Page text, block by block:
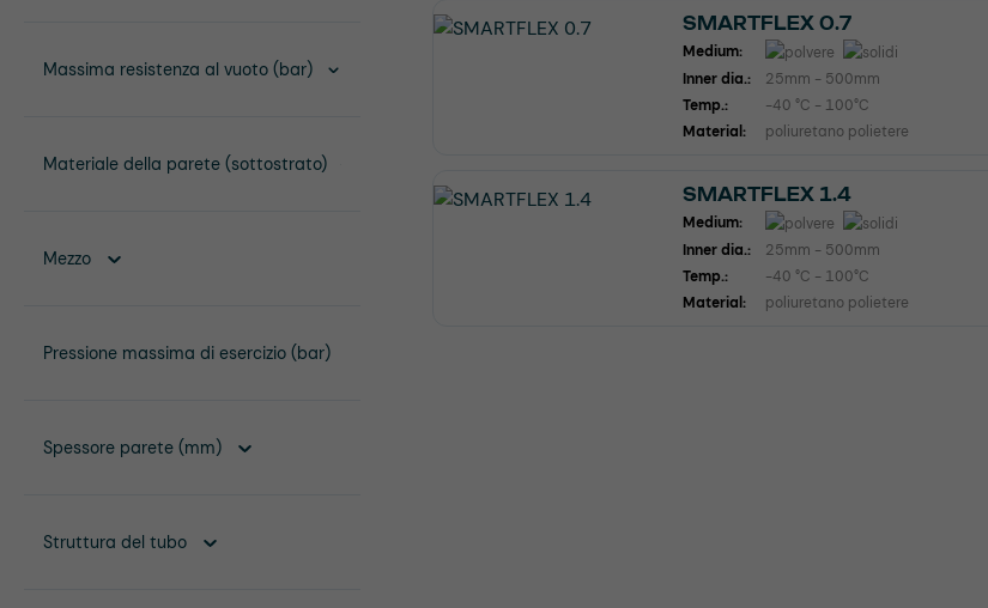
Massima resistenza al vuoto (bar)
Materiale della parete (sottostrato)
Mezzo
Pressione massima di esercizio (bar)
Spessore parete (mm)
Struttura del tubo
SMARTFLEX 0.7
Medium:
Inner dia.:
25mm - 500mm
Temp.:
-40 °C - 100°C
Material:
poliuretano polietere
SMARTFLEX 1.4
Medium:
Inner dia.:
25mm - 500mm
Temp.:
-40 °C - 100°C
Material:
poliuretano polietere